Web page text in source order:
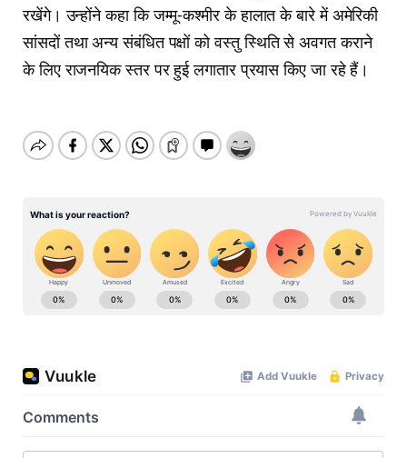
रखेंगे। उन्होंने कहा कि जम्मू-कश्मीर के हालात के बारे में अमेरिकी
सांसदों तथा अन्य संबंधित पक्षों को वस्तु स्थिति से अवगत कराने
के लिए राजनयिक स्तर पर हुई लगातार प्रयास किए जा रहे हैं।